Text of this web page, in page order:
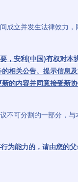
立并发生法律效力，
，安利(中国)有权对
相关公告、提示信息
的内容并同意接受新协
可分割的一部分，与
为能力的，请由您的父